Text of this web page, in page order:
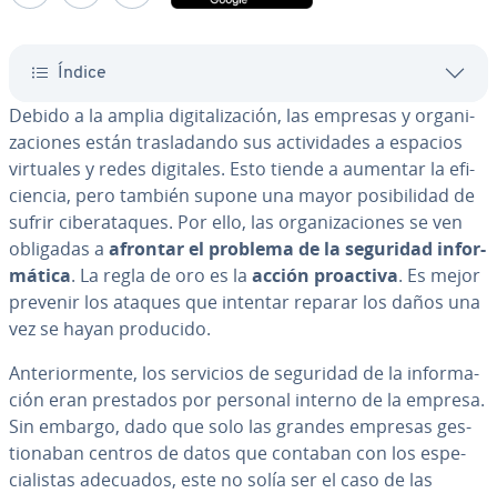
Índice
Debido a la amplia di­gi­ta­li­za­ción, las empresas y or­ga­ni­
za­cio­nes están tra­s­la­da­n­do sus ac­ti­vi­da­des a espacios
virtuales y redes digitales. Esto tiende a aumentar la efi­
cie­n­cia, pero también supone una mayor po­si­bi­li­dad de
sufrir ci­ber­ata­ques. Por ello, las or­ga­ni­za­cio­nes se ven
obligadas a afrontar el problema de la seguridad in­fo­r­
má­ti­ca. La regla de oro es la acción proactiva. Es mejor
prevenir los ataques que intentar reparar los daños una
vez se hayan producido.
An­te­rio­r­me­n­te, los servicios de seguridad de la in­fo­r­ma­
ción eran prestados por personal interno de la empresa.
Sin embargo, dado que solo las grandes empresas ge­s­
tio­na­ban centros de datos que contaban con los es­pe­
cia­li­s­tas adecuados, este no solía ser el caso de las